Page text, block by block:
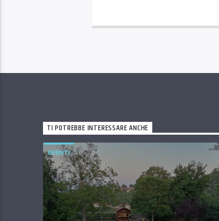
TI POTREBBE INTERESSARE ANCHE
EVENTI